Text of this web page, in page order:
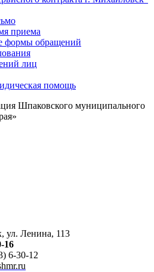
приема
формы обращений
лиц
помощь
Шпаковского муниципального
ул. Ленина, 113
16
6-30-12